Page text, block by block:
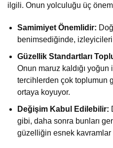
ilgili. Onun yolculuğu üç
Samimiyet Önemlidir:
benimsediğinde,
Güzellik Standartları
Onun maruz kaldığı yoğun
tercihlerden çok toplumun
ortaya koyuyor.
Değişim Kabul Edilebilir:
gibi, daha sonra bunları
güzelliğin esnek